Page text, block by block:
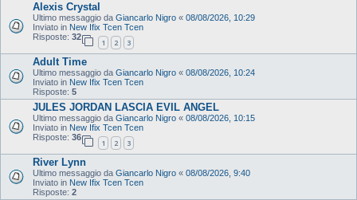
Alexis Crystal
Ultimo messaggio da Giancarlo Nigro « 08/08/2026, 10:29
Inviato in New Ifix Tcen Tcen
Risposte: 32
1 2 3
Adult Time
Ultimo messaggio da Giancarlo Nigro « 08/08/2026, 10:24
Inviato in New Ifix Tcen Tcen
Risposte: 5
JULES JORDAN LASCIA EVIL ANGEL
Ultimo messaggio da Giancarlo Nigro « 08/08/2026, 10:15
Inviato in New Ifix Tcen Tcen
Risposte: 36
1 2 3
River Lynn
Ultimo messaggio da Giancarlo Nigro « 08/08/2026, 9:40
Inviato in New Ifix Tcen Tcen
Risposte: 2